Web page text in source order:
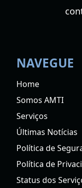
NAVEGUE
Home
Somos AMTI
Serviços
Últimas Notícias
Política de
Política de
Status dos